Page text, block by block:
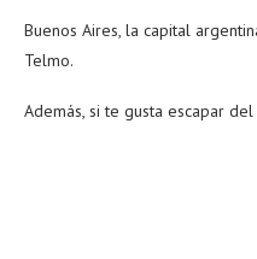
Buenos Aires, la capital
Telmo.
Además, si te gusta escapar